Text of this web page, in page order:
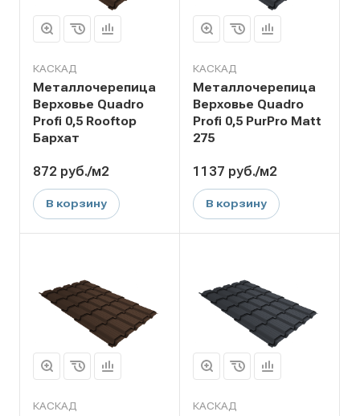
КАСКАД
Металлочерепица
Верховье Quadro
Profi 0,5 Rooftop
Бархат
872 руб./м2
В корзину
КАСКАД
Металлочерепица
Верховье Quadro
Profi 0,5 PurPro Matt
275
1137 руб./м2
В корзину
КАСКАД КАСКАД